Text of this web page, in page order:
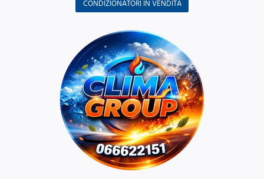
CONDIZIONATORI IN VENDITA